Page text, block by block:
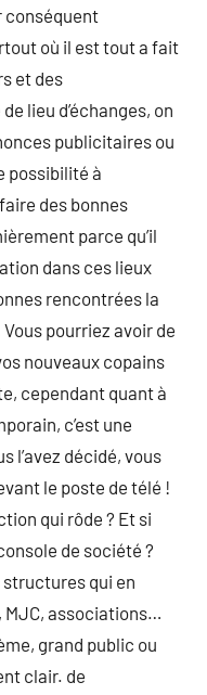
conséquent
où il est tout a fait
et des
lieu d’échanges, on
publicitaires ou
possibilité à
des bonnes
parce qu’il
dans ces lieux
rencontrées la
pourriez avoir de
nouveaux copains
cependant quant à
c’est une
l’avez décidé, vous
le poste de télé !
qui rôde ? Et si
de société ?
structures qui en
MJC, associations…
grand public ou
clair. de